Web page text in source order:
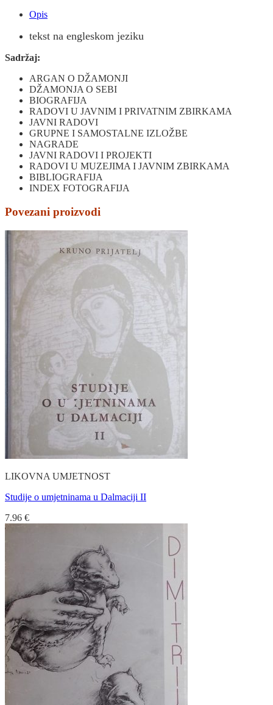
Opis
tekst na engleskom jeziku
Sadržaj:
ARGAN O DŽAMONJI
DŽAMONJA O SEBI
BIOGRAFIJA
RADOVI U JAVNIM I PRIVATNIM ZBIRKAMA
JAVNI RADOVI
GRUPNE I SAMOSTALNE IZLOŽBE
NAGRADE
JAVNI RADOVI I PROJEKTI
RADOVI U MUZEJIMA I JAVNIM ZBIRKAMA
BIBLIOGRAFIJA
INDEX FOTOGRAFIJA
Povezani proizvodi
LIKOVNA UMJETNOST
Studije o umjetninama u Dalmaciji II
7.96 €